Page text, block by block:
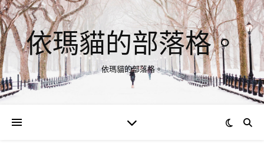
依瑪貓的部落格。
依瑪貓的部落格。